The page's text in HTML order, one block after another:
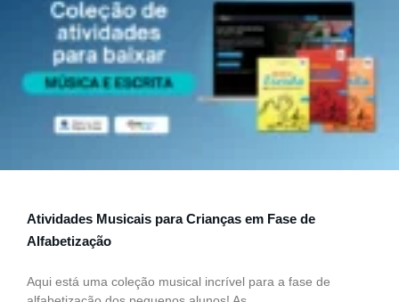
Atividades Musicais para Crianças em Fase de
Alfabetização
Aqui está uma coleção musical incrível para a fase de